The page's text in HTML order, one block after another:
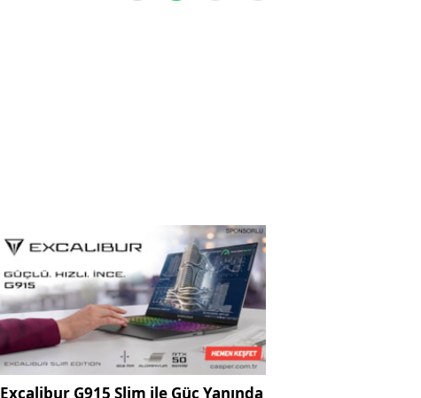
Excalibur G915 Slim ile Güç Yanında